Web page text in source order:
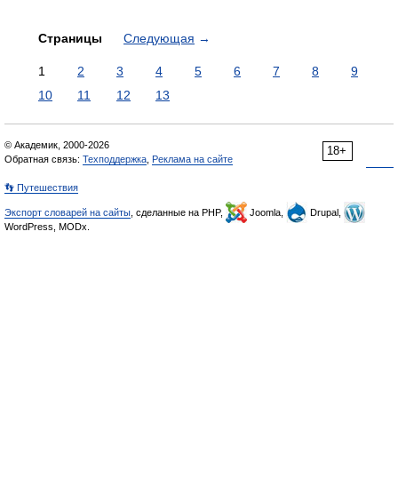
Страницы Следующая →
1 2 3 4 5 6 7 8
9
10
11 12 13
18+
© Академик, 2000-2026
Обратная связь: Техподдержка Реклама на сайте
👣 Путешествия
Экспорт словарей на сайты , сделанные на PHP, Joomla,
Drupal,
WordPress, MODx.